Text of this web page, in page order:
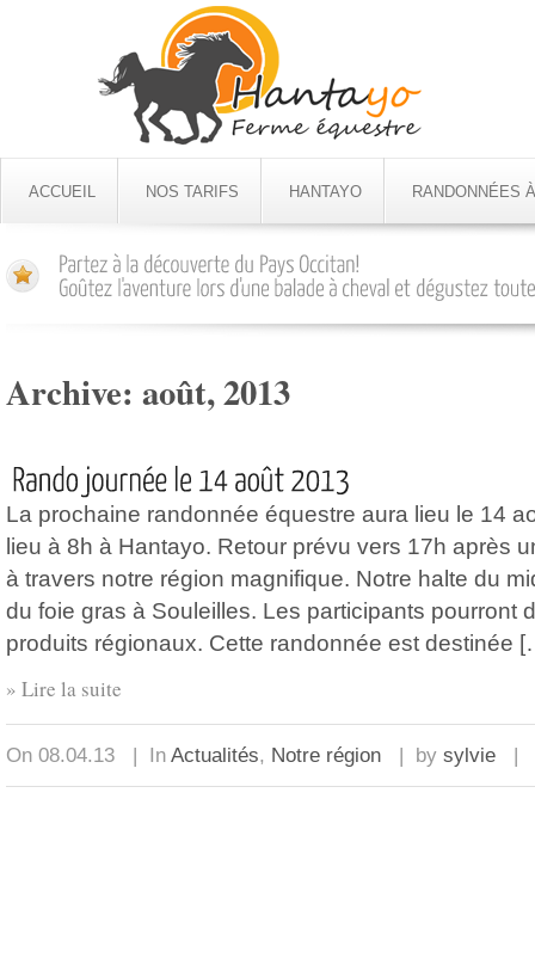
ACCUEIL NOS TARIFS HANTAYO RANDONNÉES
Archive: août, 2013
La prochaine randonnée équestre aura lieu le 14
lieu à 8h à Hantayo. Retour prévu vers 17h après
à travers notre région magnifique. Notre halte du
du foie gras à Souleilles. Les participants pourront
produits régionaux. Cette randonnée est destinée
» Lire la suite
On 08.04.13 | In Actualités, Notre région | by sylvie |